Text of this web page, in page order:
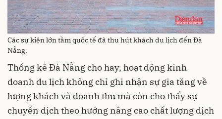
Các sự kiện lớn tầm quốc tế đã thu hút khách du lịch đến Đà
Nẵng.
Thống kê Đà Nẵng cho hay, hoạt động kinh
doanh du lịch không chỉ ghi nhận sự gia tăng về
lượng khách và doanh thu mà còn cho thấy sự
chuyển dịch theo hướng nâng cao chất lượng dịch